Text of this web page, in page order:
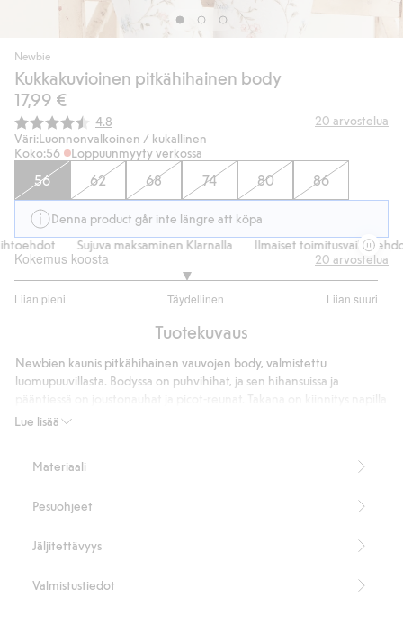
Newbie
Kukkakuvioinen pitkähihainen body
17,99 €
Keskimääräinen luokitus:
4.8 20 arvostelua
Väri:Luonnonvalkoinen / kukallinen
Koko:56 Loppuunmyyty verkossa
56 62 68 74 80 86
Denna product går inte längre att köpa
Sujuva maksaminen Klarnalla Ilmaiset toimitusvaihtoehdot
Kokemus koosta
Liian pieni Täydellinen Liian suuri
/
ääneen
20 arvostelua
Tuotekuvaus
Lue lisää
Newbien kaunis pitkähihainen vauvojen body, valmistettu
luomupuuvillasta. Bodyssa on puhvihihat, ja sen hihansuissa ja
ja joustosilmukalla, kun taas haaraosassa on käytännölliset painonapit.
Luomupuuvilla – GOTS
Materiaali
Pesuohjeet
Jäljitettävyys
Valmistustiedot